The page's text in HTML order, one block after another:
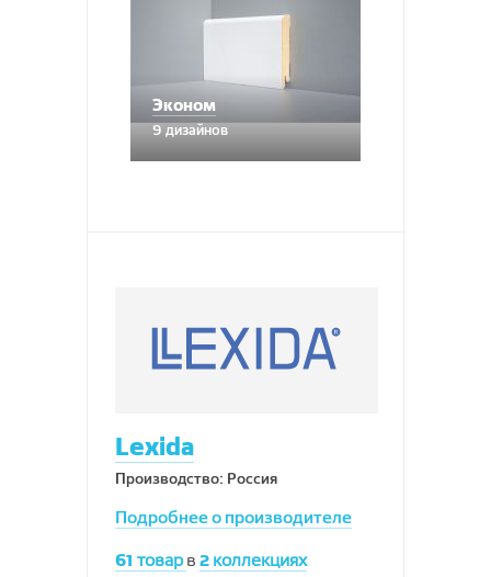
Эконом
9 дизайнов
Lexida
Производство: Россия
Подробнее о производителе
61 товарв 2 коллекциях